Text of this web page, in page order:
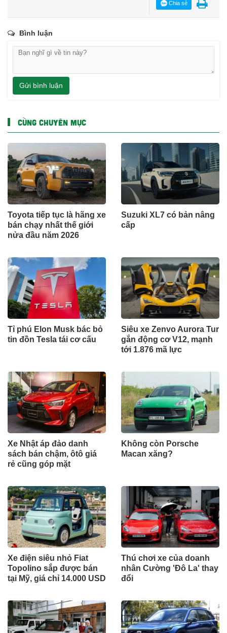
Chia sẻ
Bình luận
Gửi bình luận
CÙNG CHUYÊN MỤC
Toyota tiếp tục là hãng xe
bán chạy nhất thế giới
nửa đầu năm 2026
Suzuki XL7 có bản nâng
cấp
Tỉ phú Elon Musk bác bỏ
tin đồn Tesla tái cơ cấu
Siêu xe Zenvo Aurora Tur
gắn động cơ V12, mạnh
tới 1.876 mã lực
Xe Nhật áp đảo danh
sách bán chậm, ôtô giá
rẻ cũng góp mặt
Không còn Porsche
Macan xăng?
Xe điện siêu nhỏ Fiat
Topolino sắp được bán
tại Mỹ, giá chỉ 14.000 USD
Thú chơi xe của doanh
nhân Cường 'Đô La' thay
đổi